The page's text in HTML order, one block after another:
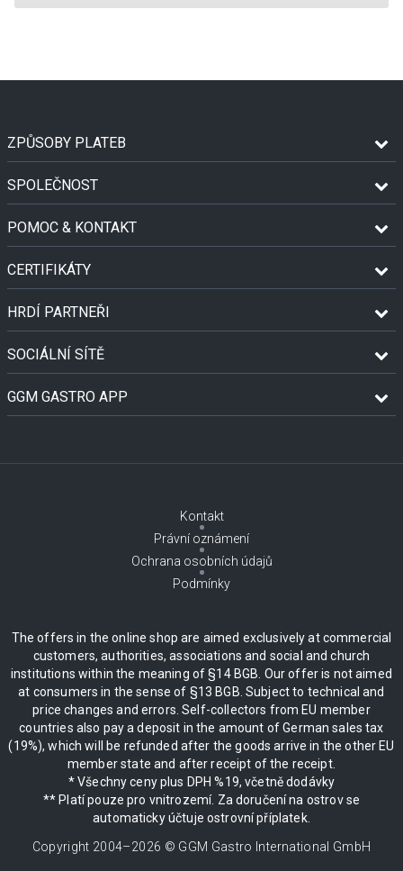
ZPŮSOBY PLATEB
SPOLEČNOST
POMOC & KONTAKT
CERTIFIKÁTY
HRDÍ PARTNEŘI
SOCIÁLNÍ SÍTĚ
GGM GASTRO APP
Kontakt
Právní oznámení
Ochrana osobních údajů
Podmínky
The offers in the online shop are aimed exclusively at commercial
customers, authorities, associations and social and church
institutions within the meaning of §14 BGB. Our offer is not aimed
at consumers in the sense of §13 BGB. Subject to technical and
price changes and errors. Self-collectors from EU member
countries also pay a deposit in the amount of German sales tax
(19%), which will be refunded after the goods arrive in the other EU
member state and after receipt of the receipt.
* Všechny ceny plus DPH %19, včetně dodávky
** Platí pouze pro vnitrozemí. Za doručení na ostrov se
automaticky účtuje ostrovní příplatek.
Copyright 2004–2026 © GGM Gastro International GmbH